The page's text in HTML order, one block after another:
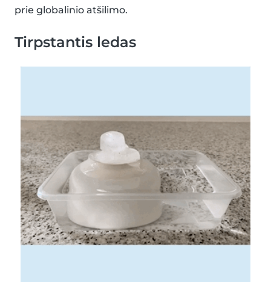
prie globalinio atšilimo.
Tirpstantis ledas